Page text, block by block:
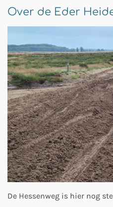
Over de Eder
De Hessenweg is hier nog